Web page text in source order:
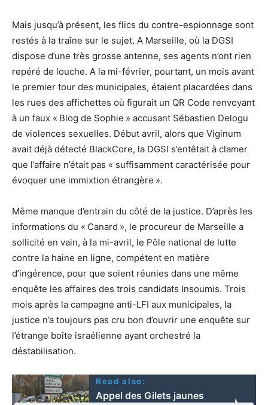
Mais jusqu’à présent, les flics du contre-espionnage sont
restés à la traîne sur le sujet. A Marseille, où la DGSI
dispose d’une très grosse antenne, ses agents n’ont rien
repéré de louche. A la mi-février, pourtant, un mois avant
le premier tour des municipales, étaient placardées dans
les rues des affichettes où figurait un QR Code renvoyant
à un faux « Blog de Sophie » accusant Sébastien Delogu
de violences sexuelles. Début avril, alors que Viginum
avait déjà détecté BlackCore, la DGSI s’entêtait à clamer
que l’affaire n’était pas « suffisamment caractérisée pour
évoquer une immixtion étrangère ».
Même manque d’entrain du côté de la justice. D’après les
informations du « Canard », le procureur de Marseille a
sollicité en vain, à la mi-avril, le Pôle national de lutte
contre la haine en ligne, compétent en matière
d’ingérence, pour que soient réunies dans une même
enquête les affaires des trois candidats Insoumis. Trois
mois après la campagne anti-LFI aux municipales, la
justice n’a toujours pas cru bon d’ouvrir une enquête sur
l’étrange boîte israélienne ayant orchestré la
déstabilisation.
Read also:
Appel des Gilets jaunes